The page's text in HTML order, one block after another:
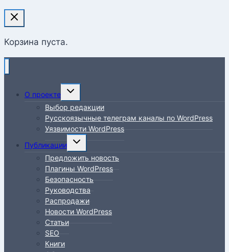
Корзина пуста.
О проекте
Переключить
дочернее
меню
Выбор редакции
Русскоязычные телеграм каналы по WordPress
Уязвимости WordPress
Публикации
Переключить
дочернее
меню
Предложить новость
Плагины WordPress
Безопасность
Руководства
Распродажи
Новости WordPress
Статьи
SEO
Книги